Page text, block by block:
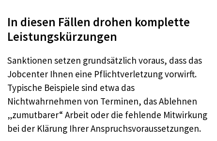
In diesen Fällen drohen komplette
Leistungskürzungen
Sanktionen setzen grundsätzlich voraus, dass das
Jobcenter Ihnen eine Pflichtverletzung vorwirft.
Typische Beispiele sind etwa das
Nichtwahrnehmen von Terminen, das Ablehnen
„zumutbarer“ Arbeit oder die fehlende Mitwirkung
bei der Klärung Ihrer Anspruchsvoraussetzungen.